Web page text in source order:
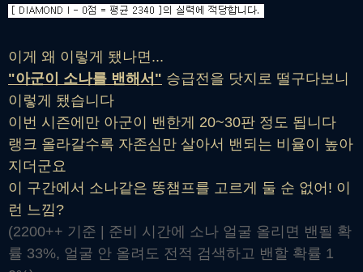
이게 왜 이렇게 됐나면...
"아군이 소나를 밴해서" 승급전을 닷지로 떨구다보니
이렇게 됐습니다
이번 시즌에만 아군이 밴한게 20~30판 정도 됩니다
랭크 올라갈수록 자존심만 살아서 밴되는 비율이 높아
지더군요
이 구간에서 소나같은 똥챔프를 고르게 둘 순 없어! 이
런 느낌?
(2200++ 기준 | 준비 시간에 소나 얼굴 올리면 밴될 확
률 33%, 얼굴 안 올려도 전적 검색하고 밴할 확률 1